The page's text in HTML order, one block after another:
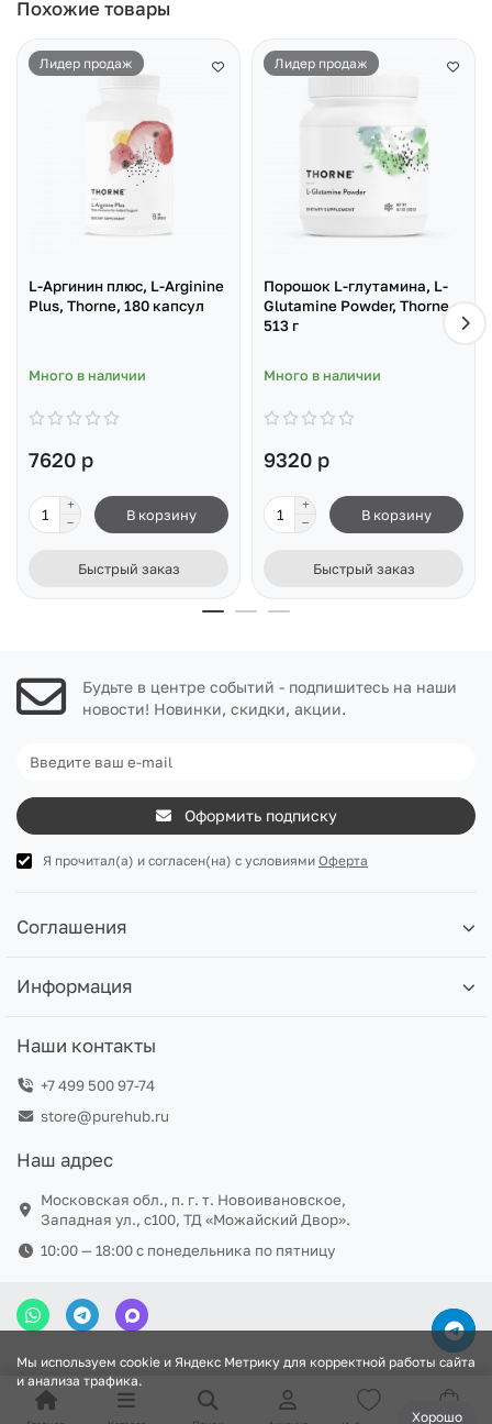
Похожие товары
Лидер продаж
L-Аргинин плюс, L-Arginine
Plus, Thorne, 180 капсул
Много в наличии
7620 р
В корзину
Быстрый заказ
Лидер продаж
Порошок L-глутамина, L-
Glutamine Powder, Thorne,
513 г
Много в наличии
9320 р
В корзину
Быстрый заказ
Мы используем cookie и Яндекс Метрику для корректной работы сайта
и анализа трафика.
Хорошо
Будьте в центре событий - подпишитесь на наши
новости! Новинки, скидки, акции.
Оформить подписку
Я прочитал(а) и согласен(на) с условиями Оферта
Соглашения
Информация
Наши контакты
+7 499 500 97-74
store@purehub.ru
Наш адрес
Московская обл., п. г. т. Новоивановское,
Западная ул., с100, ТД «Можайский Двор».
10:00 — 18:00 c понедельника по пятницу